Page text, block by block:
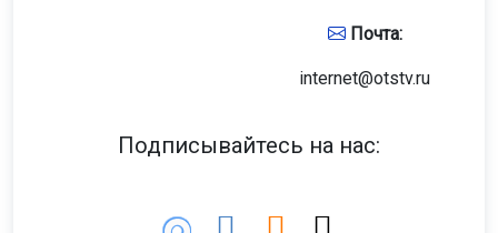
Почта:
internet@otstv.ru
Подписывайтесь на нас: